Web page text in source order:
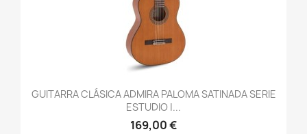
GUITARRA CLÁSICA ADMIRA PALOMA SATINADA SERIE
ESTUDIO |...
169,00 €